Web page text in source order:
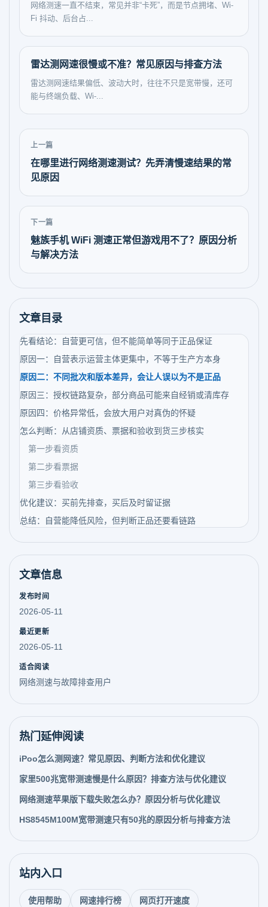
网络测速一直不结束，常见并非“卡死”，而是节点拥堵、Wi-
Fi 抖动、后台占...
雷达测网速很慢或不准？常见原因与排查方法
雷达测网速结果偏低、波动大时，往往不只是宽带慢，还可
能与终端负载、Wi-...
上一篇
在哪里进行网络测速测试？先弄清慢速结果的常
见原因
下一篇
魅族手机 WiFi 测速正常但游戏用不了？原因分析
与解决方法
文章目录
先看结论：自营更可信，但不能简单等同于正品保证
原因一：自营表示运营主体更集中，不等于生产方本身
原因二：不同批次和版本差异，会让人误以为不是正品
原因三：授权链路复杂，部分商品可能来自经销或清库存
原因四：价格异常低，会放大用户对真伪的怀疑
怎么判断：从店铺资质、票据和验收到货三步核实
第一步看资质
第二步看票据
第三步看验收
优化建议：买前先排查，买后及时留证据
总结：自营能降低风险，但判断正品还要看链路
文章信息
发布时间
2026-05-11
最近更新
2026-05-11
适合阅读
网络测速与故障排查用户
热门延伸阅读
iPoo怎么测网速？常见原因、判断方法和优化建议
家里500兆宽带测速慢是什么原因？排查方法与优化建议
网络测速苹果版下载失败怎么办？原因分析与优化建议
HS8545M100M宽带测速只有50兆的原因分析与排查方法
站内入口
使用帮助 网速排行榜 网页打开速度